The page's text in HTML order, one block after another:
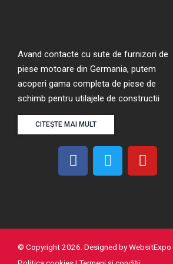
Avand contacte cu sute de furnizori de
piese motoare din Germania, putem
acoperi gama completa de piese de
schimb pentru utilajele de constructii
CITEȘTE MAI MULT
F
a
o
o
k
T
w
e
Y
o
b
© Copyright 2026. Designed byWebsitExpo